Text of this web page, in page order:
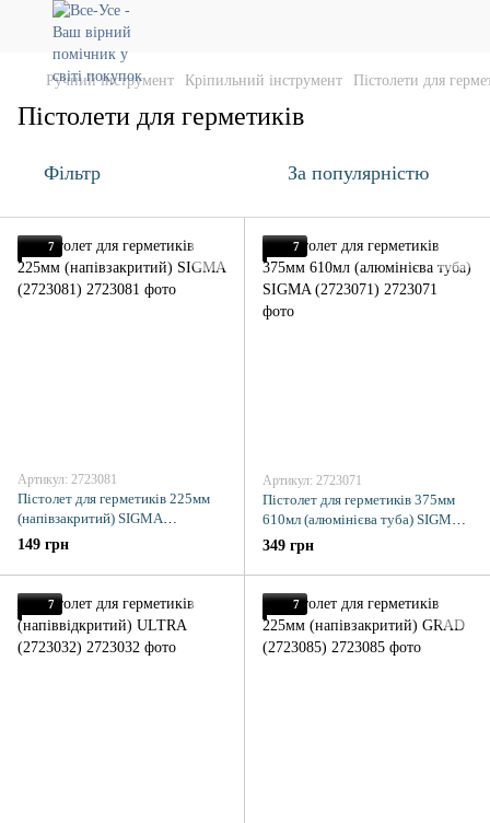
Ручний інструмент Кріпильний інструмент Пістолети для
Пістолети для герметиків
Фільтр За популярністю
7
Артикул: 2723081
Пістолет для герметиків 225мм
(напівзакритий) SIGMA
(2723081)
149 грн
7
Артикул: 2723071
Пістолет для герметиків 375мм
610мл (алюмінієва туба) SIGMA
(2723071)
349 грн
7 7